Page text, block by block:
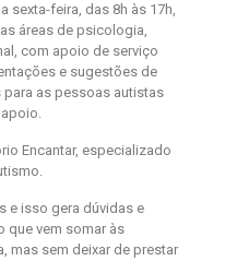
sexta-feira, das 8h às 17h,
áreas de psicologia,
com apoio de serviço
e sugestões de
as pessoas autistas
Encantar, especializado
e isso gera dúvidas e
que vem somar às
mas sem deixar de prestar